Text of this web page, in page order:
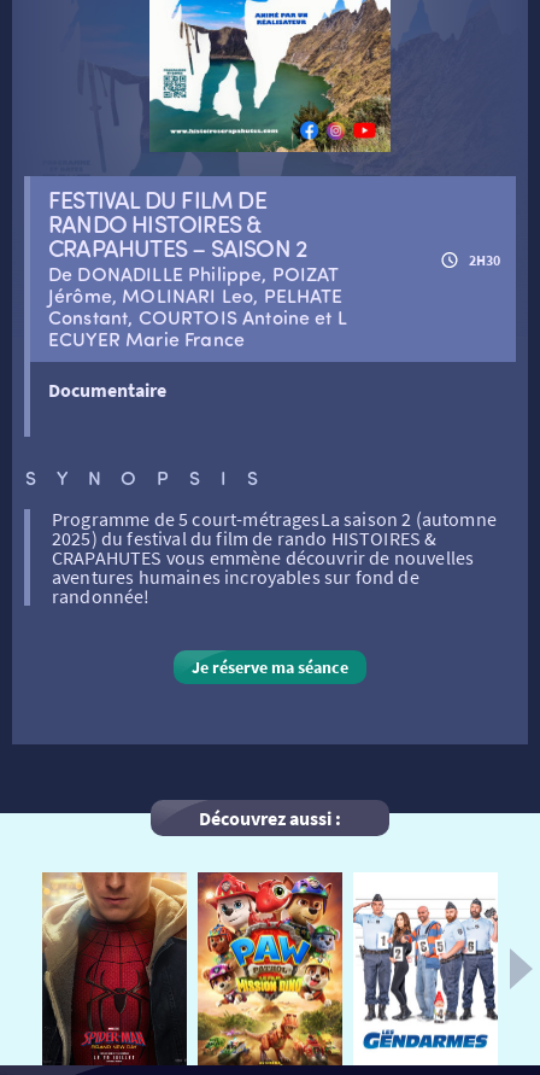
RETOUR
FILMS
SÉANCES SPÉCIALES
THÉ CINÉ
RÉTRO VISION
JEUNESSE
AUTRES RENDEZ-VOUS
RETOUR
ATELIERS PRATIQUES
RETOUR
LA SÉLECTION DES AMIS DU CINÉMA & LES FILMS
LES DISPOSITIFS NATIONAUX
MON COMPTE
RETOUR
HISTORIQUE
TARIFS
NOS SALLES
NOUS CONTACTER
FESTIVAL DU FILM DE
RANDO HISTOIRES &
CRAPAHUTES – SAISON 2
De DONADILLE Philippe, POIZAT
Jérôme, MOLINARI Leo, PELHATE
Constant, COURTOIS Antoine et L
ECUYER Marie France
2H30
Documentaire
SYNOPSIS
Programme de 5 court-métragesLa saison 2 (automne
2025) du festival du film de rando HISTOIRES &
CRAPAHUTES vous emmène découvrir de nouvelles
aventures humaines incroyables sur fond de
randonnée!
Je réserve ma séance
Découvrez aussi :